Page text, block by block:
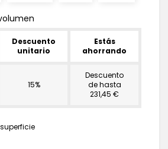
Descuento
unitario
Estás
ahorrando
15%
Descuento
de hasta
231,45 €